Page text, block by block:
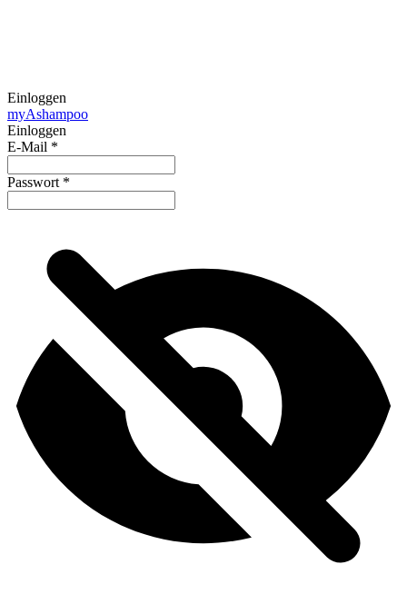
Einloggen
myAshampoo
Einloggen
E-Mail *
Passwort *